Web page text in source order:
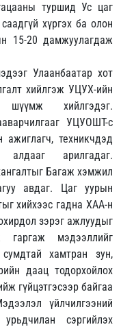
туршид Ус цаг
хүргэх ба олон
15-20 дамжуулагдаж
Улаанбаатар хот
хийлгэж УЦУХ-ийн
хийлгэдэг.
УЦУОШТ-с
техникчдэд
арилгадаг.
Багаж хэмжил
авдаг. Цаг уурын
хийхээс гадна ХАА-н
зэрэг ажлуудыг
мэдээллийг
хамтран зун,
даац тодорхойлох
гүйцэтгэсээр байгаа
үйлчилгээний
сэргийлэх